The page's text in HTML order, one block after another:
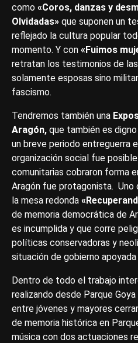
como «Coros, danzas y
Olvidadas» que suponen un
reflejado la cultura popular
momento. Y con «Fuimos
retratan los testimonios de
solamente esposas sino
fascismo.
Tendremos también una
Aragón, que también es
un breve periodo entreguerra
organización social fue
comunitarias cobraron forma
Aragón fue protagonista.
la mesa redonda
de memoria democrática de
es incumplida y que corre
políticas conservadoras y
situación de gobierno
Dentro de todo el trabajo
realizando desde Parque
entre jóvenes y mayores
de memoria histórica en
música con dos actuaciones